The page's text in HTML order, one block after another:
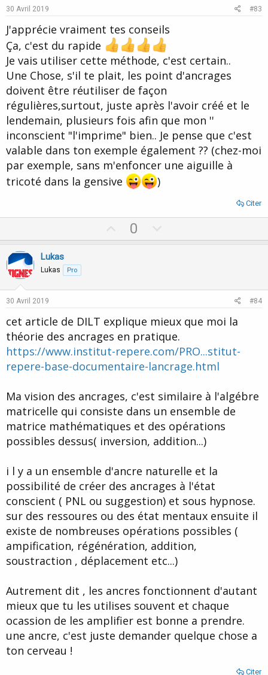
e
30 Avril 2019 #83
J'apprécie vraiment tes conseils
Ça, c'est du rapide
Je vais utiliser cette méthode, c'est certain..
Une Chose, s'il te plait, les point d'ancrages
doivent être réutiliser de façon
régulières,surtout, juste après l'avoir créé et le
lendemain, plusieurs fois afin que mon ''
inconscient "l'imprime" bien.. Je pense que c'est
valable dans ton exemple également ?? (chez-moi
par exemple, sans m'enfoncer une aiguille à
tricoté dans la gensive
)
Citer
p
0
o
e
Lukas
Lukas Pro
30 Avril 2019 #84
cet article de DILT explique mieux que moi la
théorie des ancrages en pratique.
https://www.institut-repere.com/PRO...stitut-
repere-base-documentaire-lancrage.html
Ma vision des ancrages, c'est similaire à l'algébre
matricelle qui consiste dans un ensemble de
matrice mathématiques et des opérations
possibles dessus( inversion, addition...)
i l y a un ensemble d'ancre naturelle et la
possibilité de créer des ancrages à l'état
conscient ( PNL ou suggestion) et sous hypnose.
sur des ressoures ou des état mentaux ensuite il
existe de nombreuses opérations possibles (
ampification, régénération, addition,
soustraction , déplacement etc...)
Autrement dit , les ancres fonctionnent d'autant
mieux que tu les utilises souvent et chaque
ocassion de les amplifier est bonne a prendre.
une ancre, c'est juste demander quelque chose a
ton cerveau !
Citer